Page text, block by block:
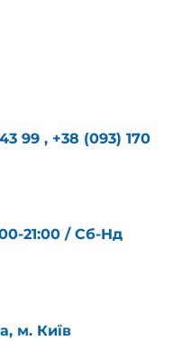
99 , +38 (093) 170
21:00 / Сб-Нд
м. Київ